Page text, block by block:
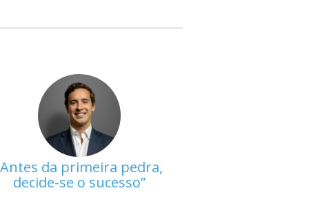
Antes da primeira pedra,
decide-se o sucesso